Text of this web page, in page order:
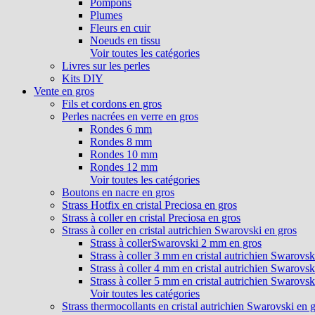
Pompons
Plumes
Fleurs en cuir
Noeuds en tissu
Voir toutes les catégories
Livres sur les perles
Kits DIY
Vente en gros
Fils et cordons en gros
Perles nacrées en verre en gros
Rondes 6 mm
Rondes 8 mm
Rondes 10 mm
Rondes 12 mm
Voir toutes les catégories
Boutons en nacre en gros
Strass Hotfix en cristal Preciosa en gros
Strass à coller en cristal Preciosa en gros
Strass à coller en cristal autrichien Swarovski en gros
Strass à collerSwarovski 2 mm en gros
Strass à coller 3 mm en cristal autrichien
Strass à coller 4 mm en cristal autrichien
Strass à coller 5 mm en cristal autrichien
Voir toutes les catégories
Strass thermocollants en cristal autrichien Swarovski en